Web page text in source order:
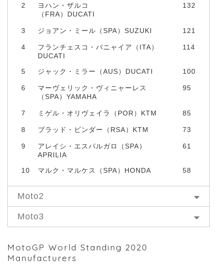
2
ヨハン・ザルコ
（FRA）DUCATI
132
3 ジョアン・ミール（SPA）SUZUKI 121
4
フランチェスコ・バニャイア（ITA）
DUCATI
114
5 ジャック・ミラー（AUS）DUCATI 100
6
マーヴェリック・ヴィニャーレス
（SPA）YAMAHA
95
7 ミゲル・オリヴェイラ（POR）KTM 85
8 ブラッド・ビンダー（RSA）KTM 73
9
アレイシ・エスパルガロ（SPA）
APRILIA
61
10 マルク・マルケス（SPA）HONDA 58
Moto2
Moto3
MotoGP World Standing 2020
Manufacturers